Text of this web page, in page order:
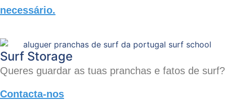
necessário.
Surf Storage
Queres guardar as tuas pranchas e fatos de surf?
Contacta-nos